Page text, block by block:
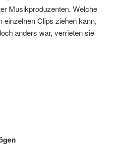
Musikproduzenten. Welche
einzelnen Clips ziehen kann,
anders war, verrieten sie